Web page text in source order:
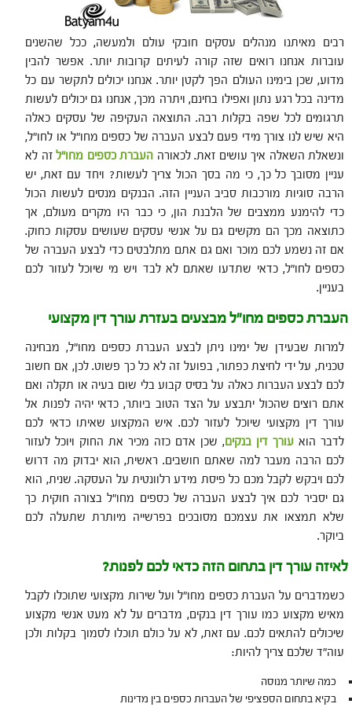
רבים מאיתנו מנהלים עסקים חובקי עולם ולמעשה, ככל שהשנים
עוברות אנחנו רואים שזה קורה לעיתים קרובות יותר. אפשר להבין
מדוע, שכן בימינו העולם הפך לקטן יותר. אנחנו יכולים לתקשר עם כל
מדינה בכל רגע נתון ואפילו בחינם, ויתרה מכך, אנחנו גם יכולים לעשות
תרגומים לכל שפה בקלות רבה. התוצאה העקיפה של עסקים כאלה
היא שיש לנו צורך מידי פעם לבצע העברה של כספים מחו"ל או לחו"ל,
ונשאלת השאלה איך עושים זאת. לכאורה העברת כספים מחו"לזה לא
עניין מסובך כל כך, כי מה בסך הכול צריך לעשות? ויחד עם זאת, יש
הרבה סוגיות מורכבות סביב העניין הזה. הבנקים מנסים לעשות הכול
כדי להימנע ממצבים של הלבנת הון, כי כבר היו מקרים מעולם, אך
כתוצאה מכך הם מקשים גם על אנשי עסקים שעושים עסקות כחוק.
אם זה נשמע לכם מוכר ואם גם אתם מתלבטים כדי לבצע העברה של
כספים לחו"ל, כדאי שתדעו שאתם לא לבד ויש מי שיוכל לעזור לכם
בעניין.
העברת כספים מחו"ל מבצעים בעזרת עורך דין מקצועי
למרות שבעידן של ימינו ניתן לבצע העברת כספים מחו"ל, מבחינה
טכנית, על ידי לחיצת כפתור, בפועל זה לא כל כך פשוט. לכן, אם חשוב
לכם לבצע העברות כאלה על בסיס קבוע בלי שום בעיה או תקלה ואם
אתם רוצים שהכול יתבצע על הצד הטוב ביותר, כדאי יהיה לפנות אל
עורך דין מקצועי שיוכל לעזור לכם. איש המקצוע שאיתו כדאי לכם
לדבר הוא עורך דין בנקים, שכן אדם כזה מכיר את החוק ויוכל לעזור
לכם הרבה מעבר למה שאתם חושבים. ראשית, הוא יבדוק מה דרוש
לכם ויבקש לקבל מכם כל פיסת מידע רלוונטית על העסקה. שנית, הוא
גם יסביר לכם איך לבצע העברה של כספים מחו"ל בצורה חוקית כך
שלא תמצאו את עצמכם מסובכים בפרשייה מיותרת שתעלה לכם
ביוקר.
לאיזה עורך דין בתחום הזה כדאי לכם לפנות?
כשמדברים על העברת כספים מחו"ל ועל שירות מקצועי שתוכלו לקבל
מאיש מקצוע כמו עורך דין בנקים, מדברים על לא מעט אנשי מקצוע
שיכולים להתאים לכם. עם זאת, לא על כולם תוכלו לסמוך בקלות ולכן
עוה"ד שלכם צריך להיות:
כמה שיותר מנוסה
בקיא בתחום הספציפי של העברות כספים בין מדינות